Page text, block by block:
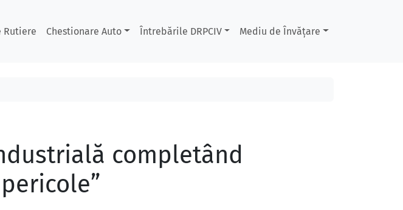
Rutiere Chestionare Auto Întrebările DRPCIV Mediu de Învățare
completând